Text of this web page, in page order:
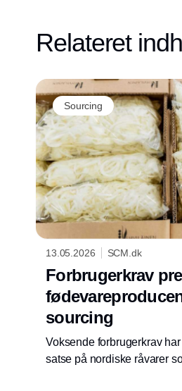
Relateret
Sourcing
13.05.2026 SCM.dk
Forbrugerkrav
sourcing
Voksende forbrugerkrav
satse på nordiske råvarer